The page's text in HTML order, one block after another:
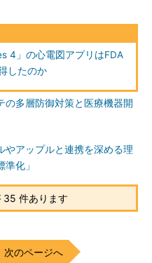
4」の心電図アプリはFDA
したのか
の多層防御対策と医療機器開
やアップルと連携を深める理
化」
35 件あります
次のページへ